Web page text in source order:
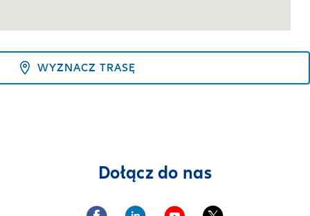
WYZNACZ TRASĘ
Dołącz do nas